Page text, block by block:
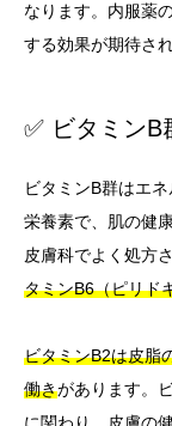
なります。内服薬
する効果が期待さ
✅ ビタミンB
ビタミンB群はエ
栄養素で、肌の健
皮膚科でよく処方
タミンB6（ピリド
ビタミンB2は皮脂
働きがあります。